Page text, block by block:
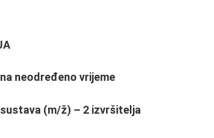
neodređeno vrijeme
(m/ž) – 2 izvršitelja